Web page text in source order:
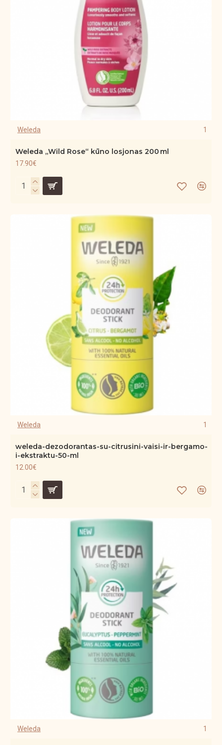
Weleda 1
Weleda „Wild Rose“ kūno losjonas 200 ml
17.90€
Weleda 1
weleda-dezodorantas-su-citrusini-vaisi-ir-bergamo-
i-ekstraktu-50-ml
12.00€
Weleda 1